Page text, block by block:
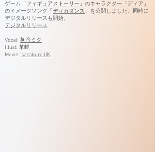
ゲーム「 フィギュアストーリー」のキャラクター「ディア」
のイメージソング「 ディカダンス」を公開しました。同時に
デジタルリリースも開始。
​デジタルリリース
Vocal: 初音ミク
Illust: 革蝉
Movie: sasakure.UK